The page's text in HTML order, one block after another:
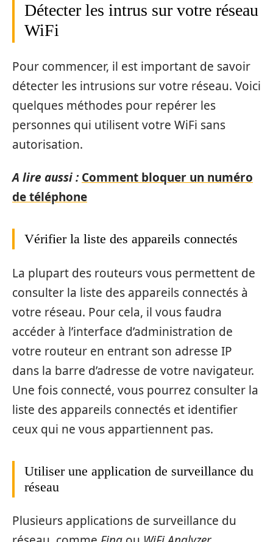
Détecter les intrus sur votre réseau
WiFi
Pour commencer, il est important de savoir
détecter les intrusions sur votre réseau. Voici
quelques méthodes pour repérer les
personnes qui utilisent votre WiFi sans
autorisation.
A lire aussi : Comment bloquer un numéro
de téléphone
Vérifier la liste des appareils connectés
La plupart des routeurs vous permettent de
consulter la liste des appareils connectés à
votre réseau. Pour cela, il vous faudra
accéder à l’interface d’administration de
votre routeur en entrant son adresse IP
dans la barre d’adresse de votre navigateur.
Une fois connecté, vous pourrez consulter la
liste des appareils connectés et identifier
ceux qui ne vous appartiennent pas.
Utiliser une application de surveillance du
réseau
Plusieurs applications de surveillance du